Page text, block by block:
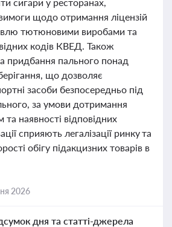
щодо отримання ліцензій
тютюновими виробами та
кодів КВЕД. Також
придбання пального понад
що дозволяє
засоби безпосередньо під
за умови дотримання
наявності відповідних
сприяють легалізації ринку та
обігу підакцизних товарів в
2026
дня та статті-джерела